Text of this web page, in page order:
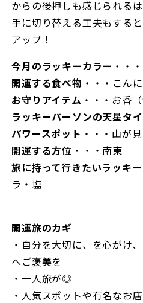
からの後押しも感じられる
手に切り替える工夫もする
アップ！
今月のラッキーカラー ・・
開運する食べ物 ・・・こん
お守りアイテム ・・・お香（
ラッキーパーソンの天星タ
パワースポット ・・・山が
開運する方位 ・・・南東
旅に持って行きたいラッキ
ラ・塩
開運旅のカギ
・自分を大切に、を心がけ
へご褒美を
・一人旅が◎
・人気スポットや有名なお